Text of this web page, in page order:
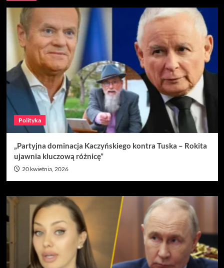
Polityka
„Partyjna dominacja Kaczyńskiego kontra Tuska – Rokita
ujawnia kluczową różnicę”
20 kwietnia, 2026